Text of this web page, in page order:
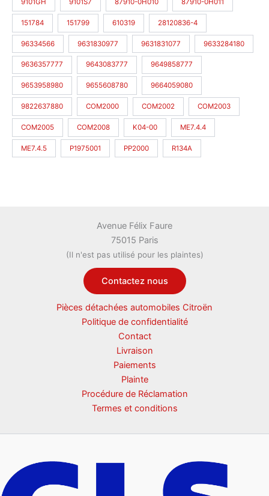
9101GH 9101S7 87910-0H010 87910-0H011
151784 151799 610319 28120836-4
96334566 9631830977 9631831077 9633284180
9636357777 9643083777 9649858777
9653958980 9655608780 9664059080
9822637880 COM2000 COM2002 COM2003
COM2005 COM2008 K04-00 ME7.4.4
ME7.4.5 P1975001 PP2000 R134A
Avenue Félix Faure
75015 Paris
(Il n'est pas utilisé pour les plaintes)
Contactez nous
Pièces détachées automobiles Citroën
Politique de confidentialité
Contact
Livraison
Paiements
Plainte
Procédure de Réclamation
Termes et conditions